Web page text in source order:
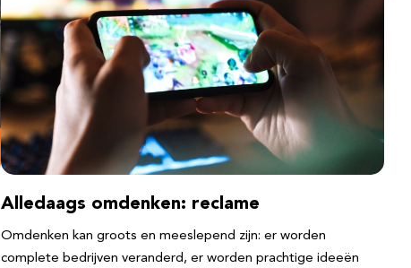
Alledaags omdenken: reclame
Omdenken kan groots en meeslepend zijn: er worden
complete bedrijven veranderd, er worden prachtige ideeën